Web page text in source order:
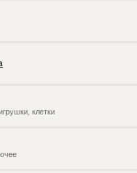
клетки